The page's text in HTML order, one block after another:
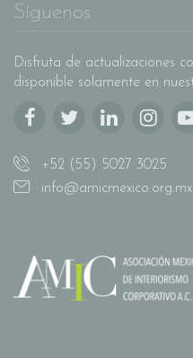
Síguenos
Disfruta de actualizaciones
disponible solamente en
+52 (55) 5027 3025
info@amicmexico.org.mx